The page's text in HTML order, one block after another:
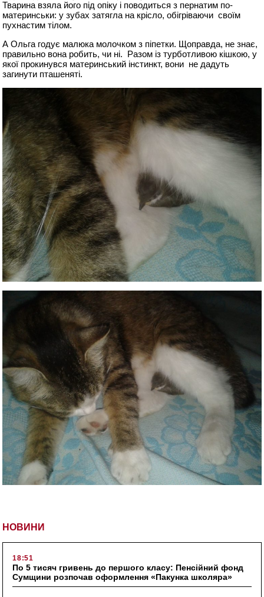
НОВИНИ
18:51
По 5 тисяч гривень до першого класу: Пенсійний фонд
Сумщини розпочав оформлення «Пакунка школяра»
Тварина взяла його під опіку і поводиться з пернатим по-
материнськи: у зубах затягла на крісло, обігріваючи своїм
пухнастим тілом.
А Ольга годує малюка молочком з піпетки. Щоправда, не знає,
правильно вона робить, чи ні. Разом із турботливою кішкою, у
якої прокинувся материнський інстинкт, вони не дадуть
загинути пташеняті.